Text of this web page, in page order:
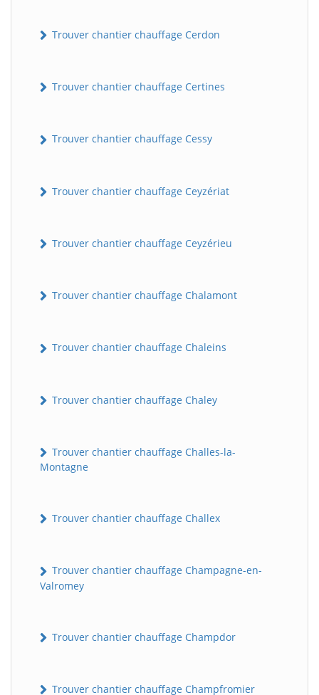
Trouver chantier chauffage Cerdon
Trouver chantier chauffage Certines
Trouver chantier chauffage Cessy
Trouver chantier chauffage Ceyzériat
Trouver chantier chauffage Ceyzérieu
Trouver chantier chauffage Chalamont
Trouver chantier chauffage Chaleins
Trouver chantier chauffage Chaley
Trouver chantier chauffage Challes-la-
Montagne
Trouver chantier chauffage Challex
Trouver chantier chauffage Champagne-en-
Valromey
Trouver chantier chauffage Champdor
Trouver chantier chauffage Champfromier